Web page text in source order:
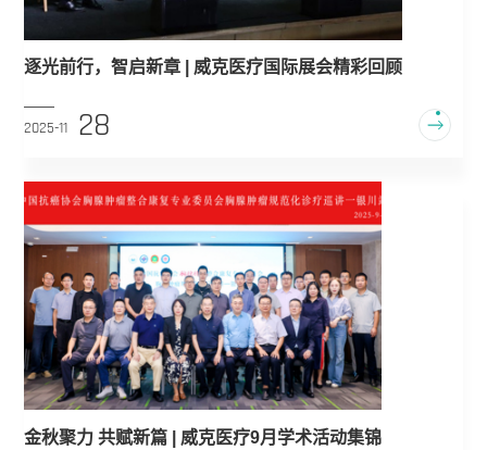
逐光前行，智启新章 | 威克医疗国际展会精彩回顾
2025-11 28
金秋聚力 共赋新篇 | 威克医疗9月学术活动集锦